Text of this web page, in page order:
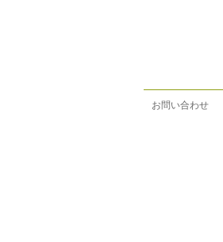
お問い合わせ